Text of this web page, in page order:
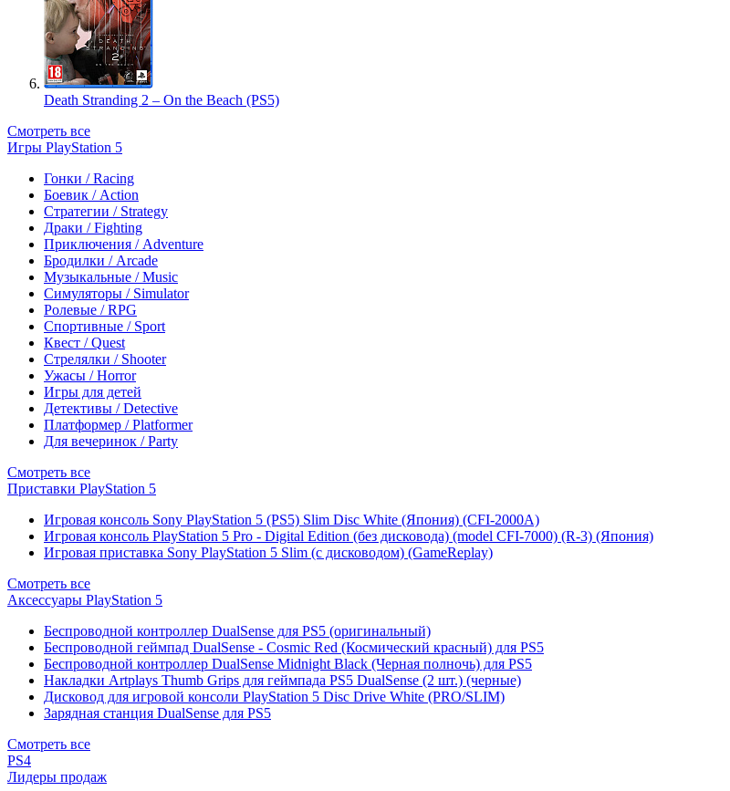
Death Stranding 2 – On the Beach (PS5)
Смотреть все
Игры PlayStation 5
Гонки / Racing
Боевик / Action
Стратегии / Strategy
Драки / Fighting
Приключения / Adventure
Бродилки / Arcade
Музыкальные / Music
Симуляторы / Simulator
Ролевые / RPG
Спортивные / Sport
Квест / Quest
Стрелялки / Shooter
Ужасы / Horror
Игры для детей
Детективы / Detective
Платформер / Platformer
Для вечеринок / Party
Смотреть все
Приставки PlayStation 5
Игровая консоль Sony PlayStation 5 (PS5) Slim Disc White (Япония) (CFI-2000A)
Игровая консоль PlayStation 5 Pro - Digital Edition (без дисковода) (model CFI-7000) (R-3) (Япония)
Игровая приставка Sony PlayStation 5 Slim (с дисководом) (GameReplay)
Смотреть все
Аксессуары PlayStation 5
Беспроводной контроллер DualSense для PS5 (оригинальный)
Беспроводной геймпад DualSense - Cosmic Red (Космический красный) для PS5
Беспроводной контроллер DualSense Midnight Black (Черная полночь) для PS5
Накладки Artplays Thumb Grips для геймпада PS5 DualSense (2 шт.) (черные)
Дисковод для игровой консоли PlayStation 5 Disc Drive White (PRO/SLIM)
Зарядная станция DualSense для PS5
Смотреть все
PS4
Лидеры продаж